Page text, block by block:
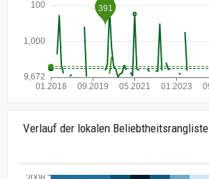
Verlauf der lokalen Beliebtheitsrangliste